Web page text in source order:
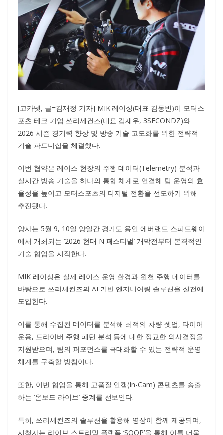
[고카넷, 글=김재정 기자] MIK 레이싱(대표 김동빈)이 모터스
포츠 테크 기업 쓰리세컨즈(대표 김재우, 3SECONDZ)와
2026 시즌 경기력 향상 및 방송 기술 고도화를 위한 전략적
기술 파트너십을 체결했다.
이번 협약은 레이스 현장의 주행 데이터(Telemetry) 분석과
실시간 방송 기술을 하나의 통합 체계로 연결해 팀 운영의 효
율성을 높이고 모터스포츠의 디지털 전환을 선도하기 위해
추진됐다.
양사는 5월 9, 10일 양일간 경기도 용인 에버랜드 스피드웨이
에서 개최되는 ‘2026 현대 N 페스티벌’ 개막전부터 본격적인
기술 협업을 시작한다.
MIK 레이싱은 실제 레이스 운영 환경과 원천 주행 데이터를
바탕으로 쓰리세컨즈의 AI 기반 엔지니어링 솔루션을 실전에
도입한다.
이를 통해 수집된 데이터를 분석해 최적의 차량 셋업, 타이어
운용, 드라이버 주행 패턴 분석 등에 대한 정교한 의사결정을
지원받으며, 팀의 퍼포먼스를 극대화할 수 있는 전략적 운영
체계를 구축할 방침이다.
또한, 이번 협업을 통해 고품질 인캠(In-Cam) 콘텐츠를 송출
하는 ‘온보드 라이브’ 중계를 선보인다.
특히, 쓰리세컨즈의 솔루션을 활용해 영상이 함께 제공되며,
시청자는 라이브 스트리밍 플랫폼 ‘SOOP’을 통해 이를 더욱